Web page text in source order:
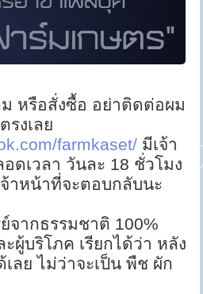
หรือสั่งซื้อ อย่าติดต่อผม
รงเลย
farmkaset/ มีเจ้า
ดเวลา วันละ 18 ชั่วโมง
าหน้าที่จะตอบกลับนะ
จากธรรมชาติ 100%
ผู้บริโภค เรียกได้ว่า หลัง
ลย ไม่ว่าจะเป็น พืช ผัก